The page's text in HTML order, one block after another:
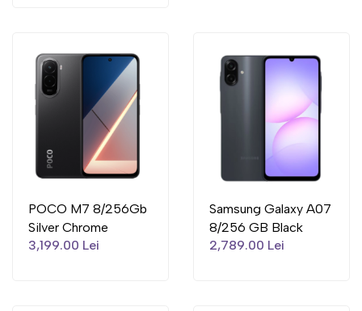
POCO M7 8/256Gb
Silver Chrome
3,199.00 Lei
Samsung Galaxy A07
8/256 GB Black
2,789.00 Lei